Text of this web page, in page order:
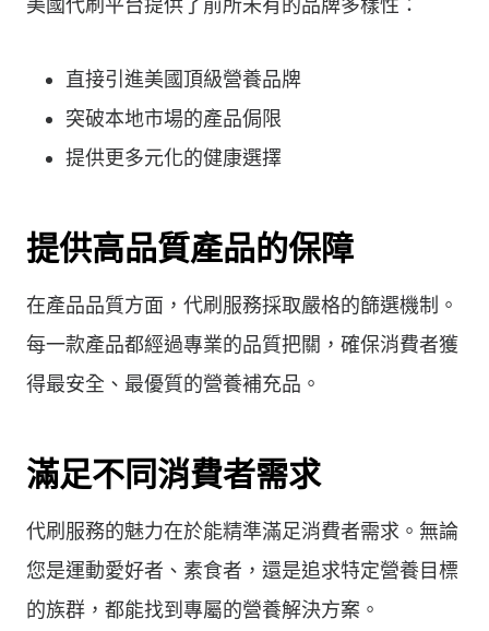
直接引進美國頂級營養品牌
突破本地市場的產品侷限
提供更多元化的健康選擇
提供高品質產品的保障
在產品品質方面，代刷服務採取嚴格的篩選機制。
每一款產品都經過專業的品質把關，確保消費者獲
得最安全、最優質的營養補充品。
滿足不同消費者需求
代刷服務的魅力在於能精準滿足消費者需求。無論
您是運動愛好者、素食者，還是追求特定營養目標
的族群，都能找到專屬的營養解決方案。